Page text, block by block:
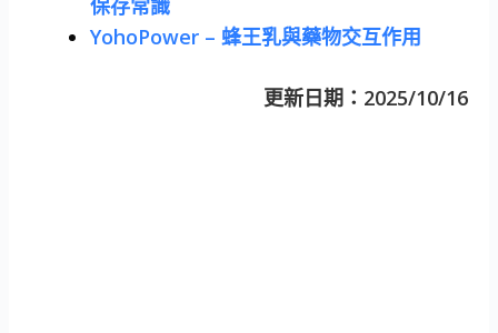
YohoPower – 蜂王乳與藥物交互作用
更新日期：2025/10/16